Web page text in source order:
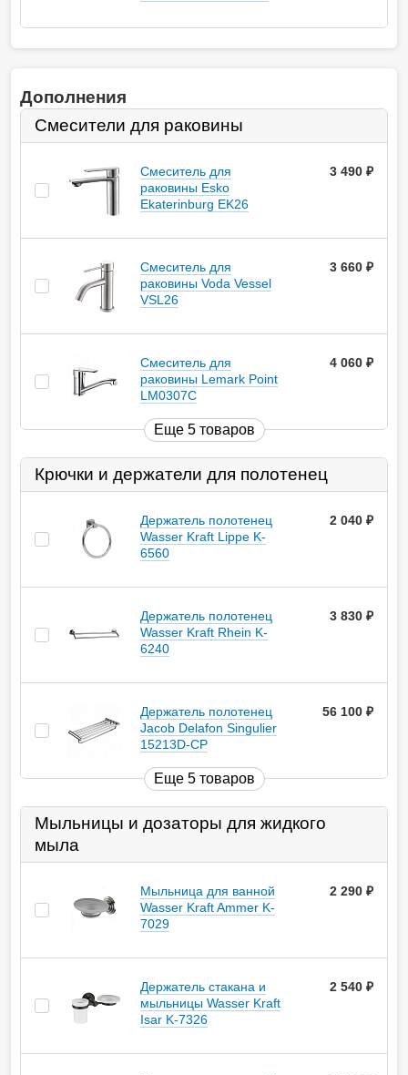
Дополнения
Смесители для раковины
Смеситель для
раковины Esko
Ekaterinburg EK26
3 490
Смеситель для
раковины Voda Vessel
VSL26
3 660
Смеситель для
раковины Lemark Point
LM0307C
4 060
Еще 5 товаров
Крючки и держатели для полотенец
Держатель полотенец
Wasser Kraft Lippe K-
6560
2 040
Держатель полотенец
Wasser Kraft Rhein K-
6240
3 830
Держатель полотенец
Jacob Delafon Singulier
15213D-CP
56 100
Еще 5 товаров
Мыльницы и дозаторы для жидкого
мыла
Мыльница для ванной
Wasser Kraft Ammer K-
7029
2 290
Держатель стакана и
мыльницы Wasser Kraft
Isar K-7326
2 540